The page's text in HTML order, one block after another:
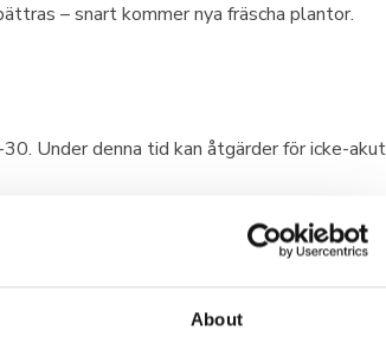
About
– snart kommer nya fräscha plantor.
Under denna tid kan åtgärder för icke-
öppettider: Torsdag 20/6 – 09:30 – 12:00